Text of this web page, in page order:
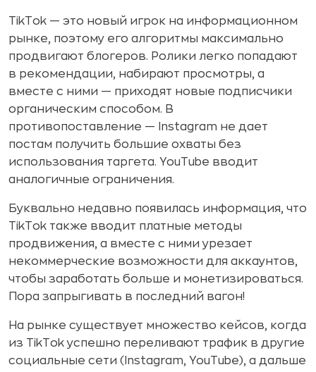
TikTok — это новый игрок на информационном
рынке, поэтому его алгоритмы максимально
продвигают блогеров. Ролики легко попадают
в рекомендации, набирают просмотры, а
вместе с ними — приходят новые подписчики
органическим способом. В
противопоставление — Instagram не дает
постам получить большие охваты без
использования таргета. YouTube вводит
аналогичные ограничения.
Буквально недавно появилась информация, что
TikTok также вводит платные методы
продвижения, а вместе с ними урезает
некоммерческие возможности для аккаунтов,
чтобы заработать больше и монетизироваться.
Пора запрыгивать в последний вагон!
На рынке существует множество кейсов, когда
из TikTok успешно переливают трафик в другие
социальные сети (Instagram, YouTube), а дальше